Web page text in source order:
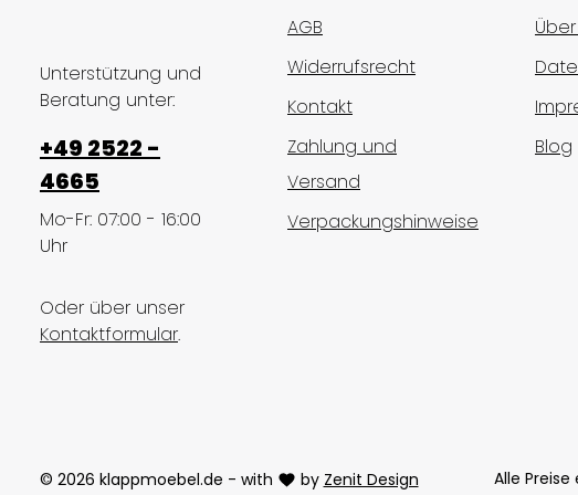
Unterstützung und
Beratung unter:
+49 2522 -
4665
Mo-Fr: 07:00 - 16:00
Uhr
Oder über unser
Kontaktformular.
AGB
Widerrufsrecht
Kontakt
Zahlung und
Versand
Verpackungshinweise
Blog
© 2026 klappmoebel.de - with by Zenit Design Alle